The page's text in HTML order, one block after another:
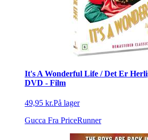
It's A Wonderful Life / Det Er
DVD - Film
49,95 kr.På lager
Gucca Fra PriceRunner